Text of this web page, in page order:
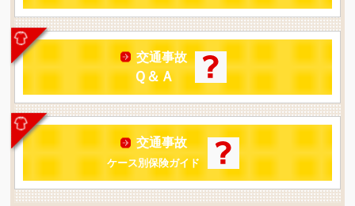
交通事故
Ｑ＆Ａ
交通事故
ケース別保険ガイド